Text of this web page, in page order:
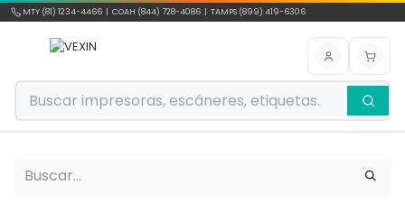
Ir al contenido
MTY (81) 1234-4466 | COAH (844) 728-4086 | TAMPS (899) 419-6306